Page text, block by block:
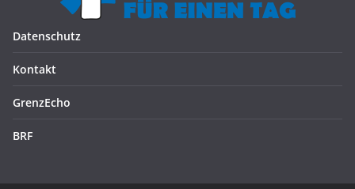
Datenschutz
Kontakt
GrenzEcho
BRF